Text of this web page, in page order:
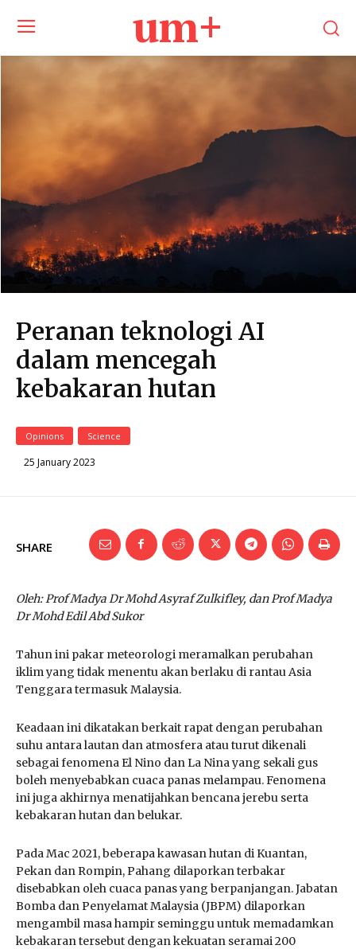
um+
Peranan teknologi AI
dalam mencegah
kebakaran hutan
Opinions Science
25 January 2023
SHARE
Oleh: Prof Madya Dr Mohd Asyraf Zulkifley, dan Prof Madya
Dr Mohd Edil Abd Sukor
Tahun ini pakar meteorologi meramalkan perubahan
iklim yang tidak menentu akan berlaku di rantau Asia
Tenggara termasuk Malaysia.
Keadaan ini dikatakan berkait rapat dengan perubahan
suhu antara lautan dan atmosfera atau turut dikenali
sebagai fenomena El Nino dan La Nina yang sekali gus
boleh menyebabkan cuaca panas melampau. Fenomena
ini juga akhirnya menatijahkan bencana jerebu serta
kebakaran hutan dan belukar.
Pada Mac 2021, beberapa kawasan hutan di Kuantan,
Pekan dan Rompin, Pahang dilaporkan terbakar
disebabkan oleh cuaca panas yang berpanjangan. Jabatan
Bomba dan Penyelamat Malaysia (JBPM) dilaporkan
mengambil masa hampir seminggu untuk memadamkan
kebakaran tersebut dengan kekuatan seramai 200